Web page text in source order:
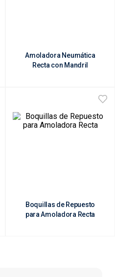
Amoladora Neumática
Recta con Mandril
Boquillas de Repuesto
para Amoladora Recta